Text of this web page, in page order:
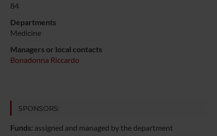
84
Departments
Medicine
Managers or local contacts
Bonadonna Riccardo
SPONSORS:
Funds: assigned and managed by the department